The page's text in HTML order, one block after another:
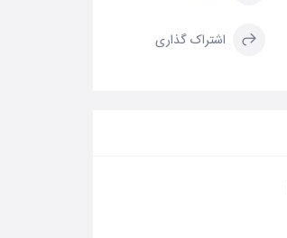
اشتراک گذاری